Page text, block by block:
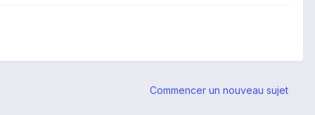
Commencer un nouveau sujet